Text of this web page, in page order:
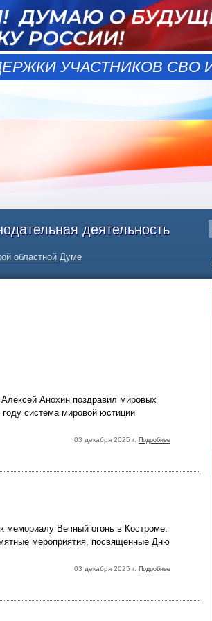
УЧАСТНИКОВ СВО
деятельность
областной Думе
Анохин поздравил мировых
система мировой юстиции
03 декабря 2025 г. Подробнее
мемориалу Вечный огонь в Костроме.
мероприятия, посвященные Дню
03 декабря 2025 г. Подробнее